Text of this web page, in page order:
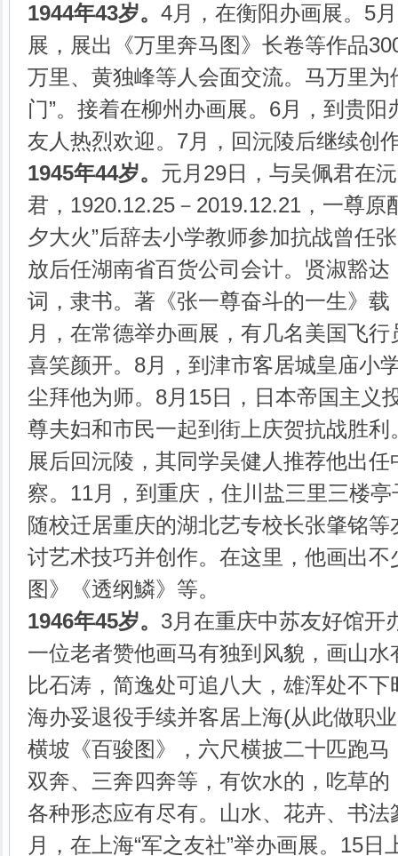
1944年43岁。 4月，在衡阳办画展。5
展，展出《万里奔马图》长卷等作品
万里、黄独峰等人会面交流。马万里为
门”。接着在柳州办画展。6月，到贵
友人热烈欢迎。7月，回沅陵后继续创
1945年44岁。 元月29日，与吴佩君在
君，1920.12.25－2019.12.21，一尊原
夕大火”后辞去小学教师参加抗战曾任
放后任湖南省百货公司会计。贤淑豁
词，隶书。著《张一尊奋斗的一生》
月，在常德举办画展，有几名美国飞
喜笑颜开。8月，到津市客居城皇庙小
尘拜他为师。8月15日，日本帝国主义
尊夫妇和市民一起到街上庆贺抗战胜
展后回沅陵，其同学吴健人推荐他出
察。11月，到重庆，住川盐三里三楼
随校迁居重庆的湖北艺专校长张肇铭
讨艺术技巧并创作。在这里，他画出
图》《透纲鱗》等。
1946年45岁。 3月在重庆中苏友好馆开
一位老者赞他画马有独到风貌，画山水
比石涛，简逸处可追八大，雄浑处不下
海办妥退役手续并客居上海(从此做职
横坡《百骏图》，六尺横披二十匹跑
双奔、三奔四奔等，有饮水的，吃草
各种形态应有尽有。山水、花卉、书
月，在上海“军之友社”举办画展。15